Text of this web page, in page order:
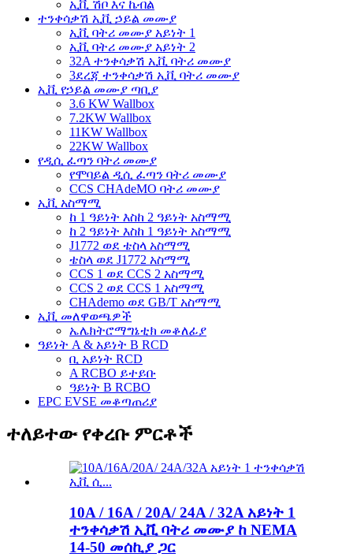
ኢቪ ሽቦ እና ኬብል
ተንቀሳቃሽ ኢቪ ኃይል መሙያ
ኢቪ ባትሪ መሙያ አይነት 1
ኢቪ ባትሪ መሙያ አይነት 2
32A ተንቀሳቃሽ ኢቪ ባትሪ መሙያ
3ደረጃ ተንቀሳቃሽ ኢቪ ባትሪ መሙያ
ኢቪ የኃይል መሙያ ጣቢያ
3.6 KW Wallbox
7.2KW Wallbox
11KW Wallbox
22KW Wallbox
የዲሲ ፈጣን ባትሪ መሙያ
የሞባይል ዲሲ ፈጣን ባትሪ መሙያ
CCS CHAdeMO ባትሪ መሙያ
ኢቪ አስማሚ
ከ 1 ዓይነት እስከ 2 ዓይነት አስማሚ
ከ 2 ዓይነት እስከ 1 ዓይነት አስማሚ
J1772 ወደ ቴስላ አስማሚ
ቴስላ ወደ J1772 አስማሚ
CCS 1 ወደ CCS 2 አስማሚ
CCS 2 ወደ CCS 1 አስማሚ
CHAdemo ወደ GB/T አስማሚ
ኢቪ መለዋወጫዎች
ኤሌክትሮማግኔቲክ መቆለፊያ
ዓይነት A & አይነት B RCD
ቢ አይነት RCD
A RCBO ይተይቡ
ዓይነት B RCBO
EPC EVSE መቆጣጠሪያ
ተለይተው የቀረቡ ምርቶች
10A / 16A / 20A/ 24A / 32A አይነት 1
ተንቀሳቃሽ ኢቪ ባትሪ መሙያ ከ NEMA
14-50 መሰኪያ ጋር